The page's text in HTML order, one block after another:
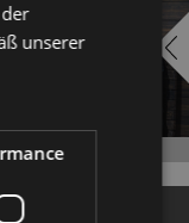
unserer